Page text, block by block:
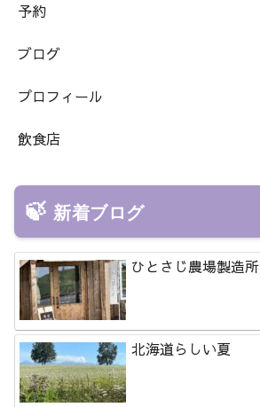
予約
ブログ
プロフィール
飲食店
新着ブログ
ひとさじ農場製造所
北海道らしい夏